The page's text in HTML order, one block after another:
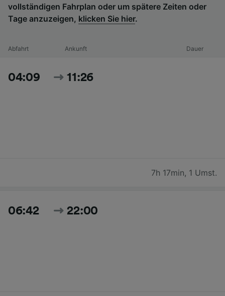
vollständigen Fahrplan oder um spätere Zeiten oder
Tage anzuzeigen, klicken Sie hier.
Abfahrt Ankunft Dauer
04:09 11:26
7h 17min, 1 Umst.
06:42 22:00